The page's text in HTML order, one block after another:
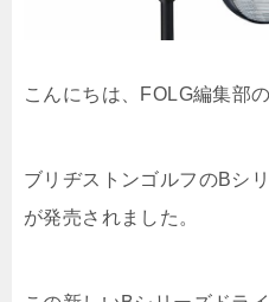
こんにちは、FOLG編集部
ブリヂストンゴルフのBシ
が発売されました。